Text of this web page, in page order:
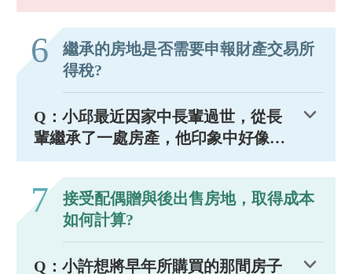
來一趟想再請教以實際獲利申報，是
有甚麼費用是可以拿來扣除扣抵來做
節稅規劃的？
6
繼承的房地是否需要申報財產交易所
得稅?
Q：小邱最近因家中長輩過世，從長
輩繼承了一處房產，他印象中好像有
房子移轉就要報稅，但因為小邱財剛
滿20歲對於一些稅制不是很清楚，想
向我們尋求一些協助，希望我們能給
予一些稅務上的解答。
7
接受配偶贈與後出售房地，取得成本
如何計算?
Q：小許想將早年所購買的那間房子